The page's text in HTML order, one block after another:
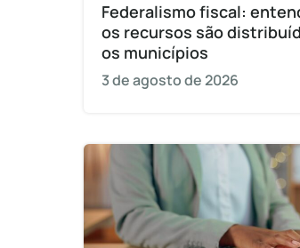
Federalismo fiscal:
os recursos são
os municípios
3 de agosto de 2026